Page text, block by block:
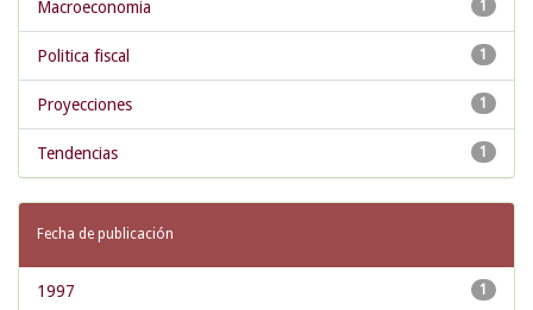
1
Macroeconomia
1
Politica fiscal
1
Proyecciones
1
Tendencias
Fecha de publicación
1
1997